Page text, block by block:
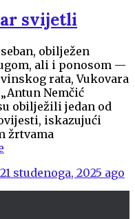
svijetli
obilježen
ali i ponosom —
rata, Vukovara
Nemčić
obilježili jedan od
iskazujući
žrtvama
21 studenoga, 2025 ago